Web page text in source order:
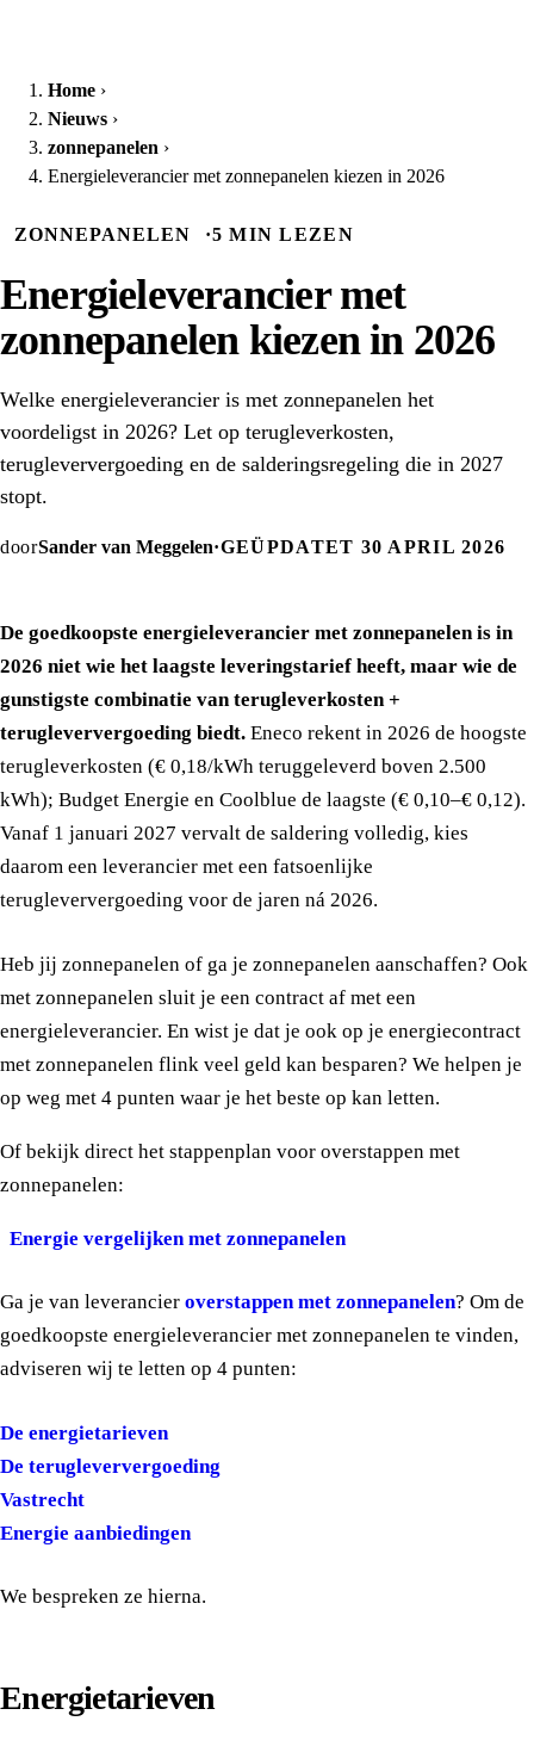
Home ›
Nieuws ›
zonnepanelen ›
Energieleverancier met zonnepanelen kiezen in 2026
ZONNEPANELEN ·5 MIN LEZEN
Energieleverancier met
zonnepanelen kiezen in 2026
Welke energieleverancier is met zonnepanelen het
voordeligst in 2026? Let op terugleverkosten,
terugleververgoeding en de salderingsregeling die in 2027
stopt.
doorSander van Meggelen·GEÜPDATET 30 APRIL 2026
De goedkoopste energieleverancier met zonnepanelen is in
2026 niet wie het laagste leveringstarief heeft, maar wie de
gunstigste combinatie van terugleverkosten +
terugleververgoeding biedt. Eneco rekent in 2026 de hoogste
terugleverkosten (€ 0,18/kWh teruggeleverd boven 2.500
kWh); Budget Energie en Coolblue de laagste (€ 0,10–€ 0,12).
Vanaf 1 januari 2027 vervalt de saldering volledig, kies
daarom een leverancier met een fatsoenlijke
terugleververgoeding voor de jaren ná 2026.
Heb jij zonnepanelen of ga je zonnepanelen aanschaffen? Ook
met zonnepanelen sluit je een contract af met een
energieleverancier. En wist je dat je ook op je energiecontract
met zonnepanelen flink veel geld kan besparen? We helpen je
op weg met 4 punten waar je het beste op kan letten.
Of bekijk direct het stappenplan voor overstappen met
zonnepanelen:
Energie vergelijken met zonnepanelen
Ga je van leverancier overstappen met zonnepanelen? Om de
goedkoopste energieleverancier met zonnepanelen te vinden,
adviseren wij te letten op 4 punten:
De energietarieven
De terugleververgoeding
Vastrecht
Energie aanbiedingen
We bespreken ze hierna.
Energietarieven